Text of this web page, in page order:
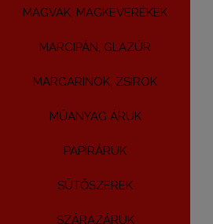
MAGVAK, MAGKEVERÉKEK
MARCIPÁN, GLAZÚR
MARGARINOK, ZSÍROK
MŰANYAG ÁRUK
PAPÍRÁRUK
SÜTŐSZEREK
SZÁRAZÁRUK